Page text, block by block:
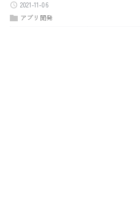
2021-11-06
アプリ開発